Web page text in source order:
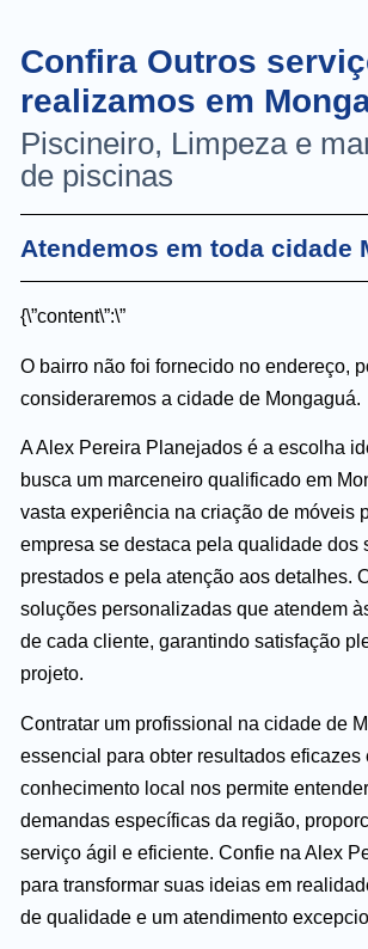
Confira Outros
realizamos em
Piscineiro, Limpeza e
de piscinas
Atendemos em toda cidade
{\”content\”:\”
O bairro não foi fornecido no endereço,
consideraremos a cidade de Mongaguá.
A Alex Pereira Planejados é a escolha
busca um marceneiro qualificado em
vasta experiência na criação de móveis
empresa se destaca pela qualidade dos
prestados e pela atenção aos detalhes.
soluções personalizadas que atendem
de cada cliente, garantindo satisfação
projeto.
Contratar um profissional na cidade de
essencial para obter resultados eficazes
conhecimento local nos permite
demandas específicas da região,
serviço ágil e eficiente. Confie na Alex
para transformar suas ideias em
de qualidade e um atendimento